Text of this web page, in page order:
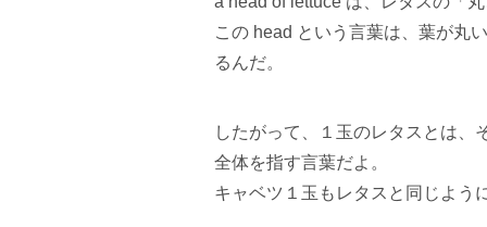
この head という言葉は、葉が丸
るんだ。
したがって、１玉のレタスとは、
全体を指す言葉だよ。
キャベツ１玉もレタスと同じよう